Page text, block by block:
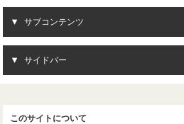
サブコンテンツ
サイドバー
このサイトについて